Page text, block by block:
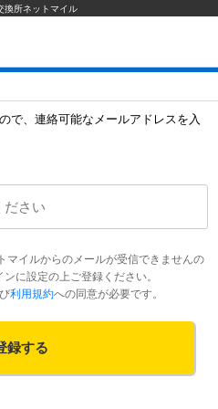
換所ネットマイル
で、連絡可能なメールアドレスを入
イルからのメールが受信できませんの
に設定の上ご登録ください。
利用規約への同意が必要です。